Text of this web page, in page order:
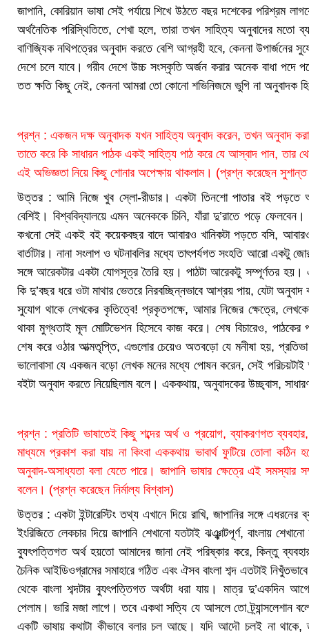
জাপানি, কোরিয়ান ভাষা সেই পর্যায়ে শিখে উঠতে বছর দশেকের পরিশ্রম
অর্থনৈতিক পরিস্থিতিতে, শেখা হলে, তারা তখন সাহিত্য অনুবাদের মতো
বাণিজ্যিক নথিপত্রের অনুবাদ করতে বেশি আগ্রহী হবে, কেননা উপার্জনের
দেশে চলে যাবে। গরীব দেশে উচ্চ সংস্কৃতি অর্জন করার অনেক বাধা পদে
তত ক্ষতি কিছু নেই, কেননা আমরা তো কোনো শভিনিজমে ভুগি না অনুবাদক
প্রশ্ন : একজন দক্ষ অনুবাদক যখন সাহিত্য অনুবাদ করেন, তখন অনুবাদ
তাতে করে কি সাধারন পাঠক একই সাহিত্য পাঠ করে যে আস্বাদ পান, তার
এই অভিজ্ঞতা নিয়ে কিছু শোনার অপেক্ষায় থাকলাম। (প্রশ্ন করেছেন সুশান্ত
উত্তর : আমি নিজে খুব স্লো-রীডার। একটা তিনশো পাতার বই পড়তে
বেশিই। বিশ্ববিদ্যালয়ে এমন অনেককে চিনি, যাঁরা দু’রাতে পড়ে
কখনো সেই একই বই কয়েকবছর বাদে আবারও খানিকটা পড়তে বসি,
বার্তাটার। নানা সংলাপ ও ঘটনাবলির মধ্যে তাৎপর্যগত সংহতি আরো একটু
সঙ্গে আরেকটার একটা যোগসূত্র তৈরি হয়। পাঠটা আরেকটু সম্পূর্ণতর হয়।
কি দু’বছর ধরে ওটা মাথার ভেতরে নিরবচ্ছিন্নভাবে আশ্রয় পায়, যেটা
সুযোগ থাকে লেখকের কৃতিত্বে! প্রকৃতপক্ষে, আমার নিজের ক্ষেত্রে,
থাকা মুগ্ধতাই মূল মোটিভেশন হিসেবে কাজ করে। শেষ বিচারেও,
শেষ করে ওঠার আত্মতৃপ্তি, এগুলোর চেয়েও অতবড়ো যে মনীষা হয়,
ভালোবাসা যে একজন বড়ো লেখক মনের মধ্যে পোষন করেন, সেই
বইটা অনুবাদ করতে নিয়েছিলাম বলে। এককথায়, অনুবাদকের উচ্ছ্বাস,
প্রশ্ন : প্রতিটি ভাষাতেই কিছু শব্দের অর্থ ও প্রয়োগ, ব্যাকরণগত
মাধ্যমে প্রকাশ করা যায় না কিংবা এককথায় ভাবার্থ ফুটিয়ে তোলা
অনুবাদ-অসাধ্যতা বলা যেতে পারে। জাপানি ভাষার ক্ষেত্রে এই সমস্যার
বলেন। (প্রশ্ন করেছেন নির্মাল্য বিশ্বাস)
উত্তর : একটা ইন্টারেস্টিং তথ্য এখানে দিয়ে রাখি, জাপানির সঙ্গে
ইংরিজিতে লেকচার দিয়ে জাপানি শেখানো যতটাই ঝঞ্ঝাটপূর্ণ, বাংলায়
ব্যুৎপত্তিগত অর্থ হয়তো আমাদের জানা নেই পরিষ্কার করে, কিন্তু
চৈনিক আইডিওগ্রামের সমাহারে গঠিত এবং ঐসব বাংলা শব্দ এতটাই
থেকে বাংলা শব্দটার ব্যুৎপত্তিগত অর্থটা ধরা যায়। মাত্র দু’একদিন
পেলাম। ভারি মজা লাগে। তবে একথা সত্যি যে আসলে তো ট্র্যান্সলেশান
একটি ভাষায় কথাটা কীভাবে বলার চল আছে। যদি আদৌ চলই না